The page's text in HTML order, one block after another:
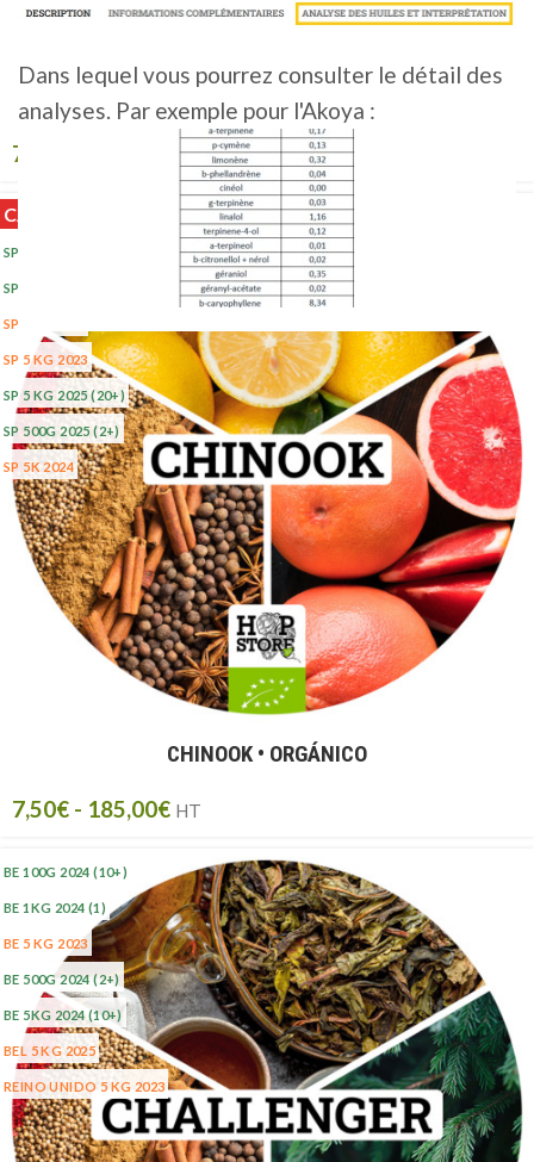
Dans lequel vous pourrez consulter le détail des
analyses. Par exemple pour l'Akoya :
CENTRO COMERCIAL • BIO
7,50
HT
CALIENTE
SP 1 KG 2025
SP 100G 2025
SP 1KG 2024
SP 5 KG 2023
SP 5 KG 2025(20+)
SP 500G 2025(2+)
SP 5K 2024
CHINOOK • ORGÁNICO
7,50€ - 185,00€ HT
BE 100G 2024(10+)
BE 1KG 2024 (1)
BE 5 KG 2023
BE 500G 2024(2+)
BE 5KG 2024 (10+)
BEL 5 KG 2025
REINO UNIDO 5 KG 2023